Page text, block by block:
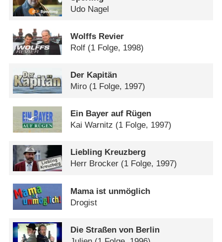
Udo Nagel
Wolffs Revier
Rolf (1 Folge, 1998)
Der Kapitän
Miro (1 Folge, 1997)
Ein Bayer auf Rügen
Kai Warnitz (1 Folge, 1997)
Liebling Kreuzberg
Herr Brocker (1 Folge, 1997)
Mama ist unmöglich
Drogist
Die Straßen von Berlin